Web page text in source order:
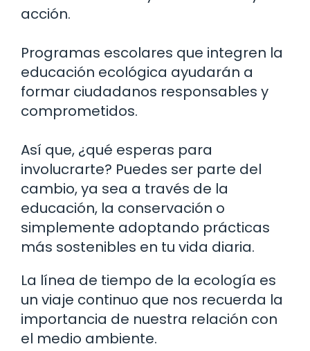
acción.
Programas escolares que integren la
educación ecológica ayudarán a
formar ciudadanos responsables y
comprometidos.
Así que, ¿qué esperas para
involucrarte? Puedes ser parte del
cambio, ya sea a través de la
educación, la conservación o
simplemente adoptando prácticas
más sostenibles en tu vida diaria.
La línea de tiempo de la ecología es
un viaje continuo que nos recuerda la
importancia de nuestra relación con
el medio ambiente.